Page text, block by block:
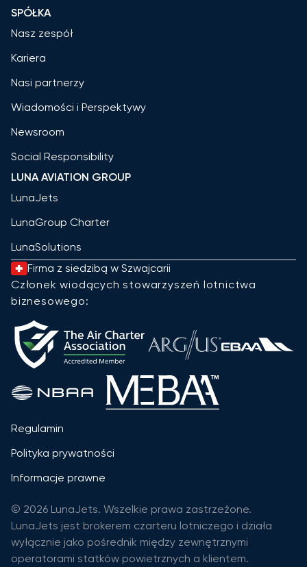
SPÓŁKA
Nasz zespół
Kariera
Nasi partnerzy
Wiadomości i Perspektywy
Newsroom
Social Responsibility
LUNA AVIATION GROUP
LunaJets
LunaGroup Charter
LunaSolutions
Firma z siedzibą w Szwajcarii
Członek wiodących stowarzyszeń lotnictwa
biznesowego:
Regulamin
Polityka prywatności
Informacje prawne
© 2026 LunaJets. Wszelkie prawa zastrzeżone.
LunaJets jest brokerem czarteru lotniczego i działa
wyłącznie jako pośrednik między zewnętrznymi
operatorami statków powietrznych a klientem.